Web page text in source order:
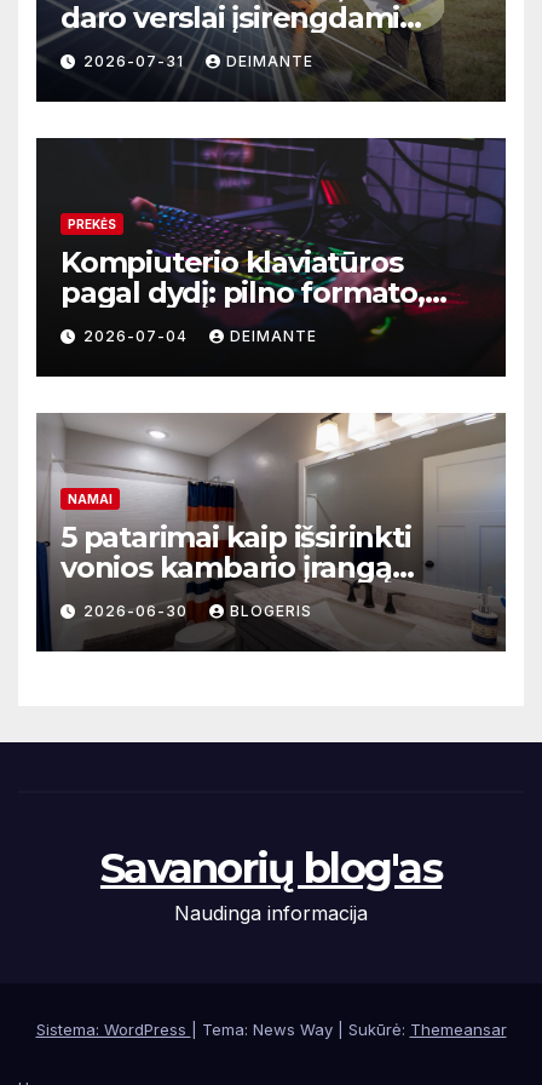
daro verslai įsirengdami
saulės elektrinę
2026-07-31 DEIMANTE
PREKĖS
Kompiuterio klaviatūros
pagal dydį: pilno formato,
TKL ar kompaktiškas
modelis?
2026-07-04 DEIMANTE
NAMAI
5 patarimai kaip išsirinkti
vonios kambario įrangą
mažoms erdvėms
2026-06-30 BLOGERIS
Savanorių blog'as
Naudinga informacija
Sistema: WordPress Tema: News Way | Sukūrė: Themeansar